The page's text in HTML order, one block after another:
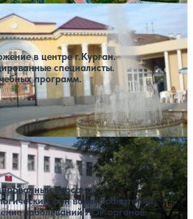
в центре г.Курган.
специалисты.
программ.
SPA
мест на выбранные даты
другой вариант
персонал.
фон вокруг санатория.
заболеваний ЛОР органов.
мест на выбранные даты
другой вариант